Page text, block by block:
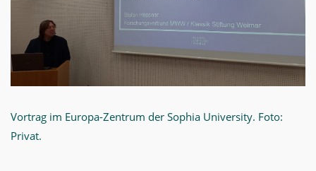
Vortrag im Europa-Zentrum der Sophia University. Foto:
Privat.